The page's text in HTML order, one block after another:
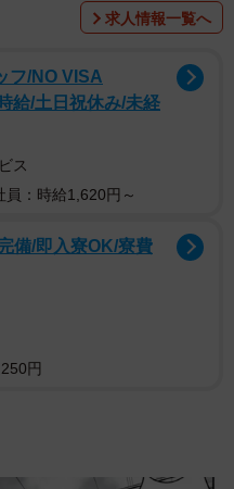
求人情報一覧へ
フ/NO VISA
給/土日祝休み/未経
ス
員：時給1,620円～
備/即入寮OK/寮費
円